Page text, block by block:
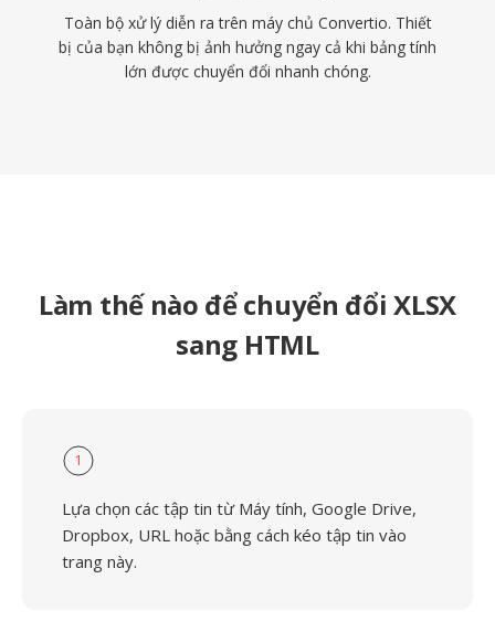
Toàn bộ xử lý diễn ra trên máy chủ Convertio. Thiết
bị của bạn không bị ảnh hưởng ngay cả khi bảng tính
lớn được chuyển đổi nhanh chóng.
Làm thế nào để chuyển đổi XLSX
sang HTML
1
Lựa chọn các tập tin từ Máy tính, Google Drive,
Dropbox, URL hoặc bằng cách kéo tập tin vào
trang này.